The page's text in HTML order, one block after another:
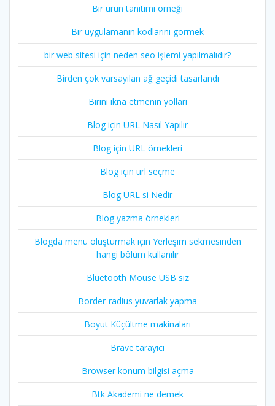
Bir ürün tanıtımı örneği
Bir uygulamanın kodlarını görmek
bir web sitesi için neden seo işlemi yapılmalıdır?
Birden çok varsayılan ağ geçidi tasarlandı
Birini ikna etmenin yolları
Blog için URL Nasıl Yapılır
Blog için URL örnekleri
Blog için url seçme
Blog URL si Nedir
Blog yazma örnekleri
Blogda menü oluşturmak için Yerleşim sekmesinden
hangi bölüm kullanılır
Bluetooth Mouse USB siz
Border-radius yuvarlak yapma
Boyut Küçültme makinaları
Brave tarayıcı
Browser konum bilgisi açma
Btk Akademi ne demek